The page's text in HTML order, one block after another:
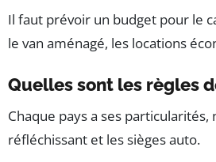
Il faut prévoir un budget pour le
le van aménagé, les locations
Quelles sont les règles
Chaque pays a ses
réfléchissant et les sièges auto.